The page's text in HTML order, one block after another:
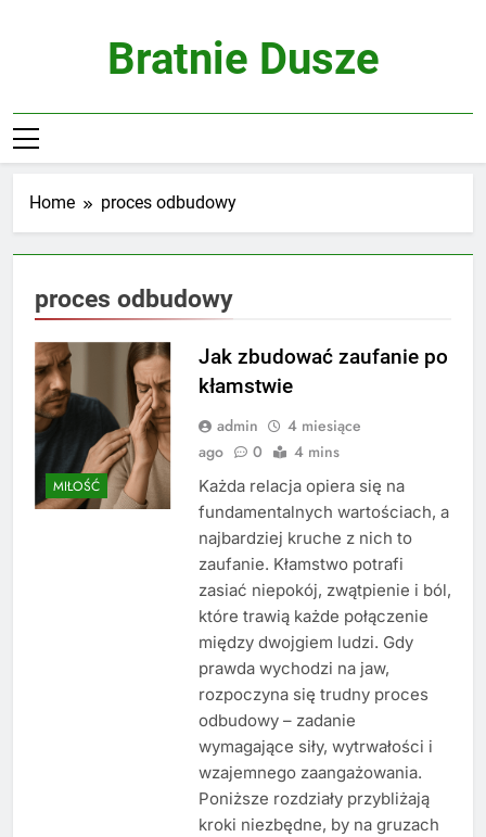
Bratnie Dusze
Home proces odbudowy
proces odbudowy
MIŁOŚĆ
Jak zbudować zaufanie po
kłamstwie
admin
4 miesiące
ago
0 4 mins
Każda relacja opiera się na
fundamentalnych wartościach, a
najbardziej kruche z nich to
zaufanie. Kłamstwo potrafi
zasiać niepokój, zwątpienie i ból,
które trawią każde połączenie
między dwojgiem ludzi. Gdy
prawda wychodzi na jaw,
rozpoczyna się trudny proces
odbudowy – zadanie
wymagające siły, wytrwałości i
wzajemnego zaangażowania.
Poniższe rozdziały przybliżają
kroki niezbędne, by na gruzach